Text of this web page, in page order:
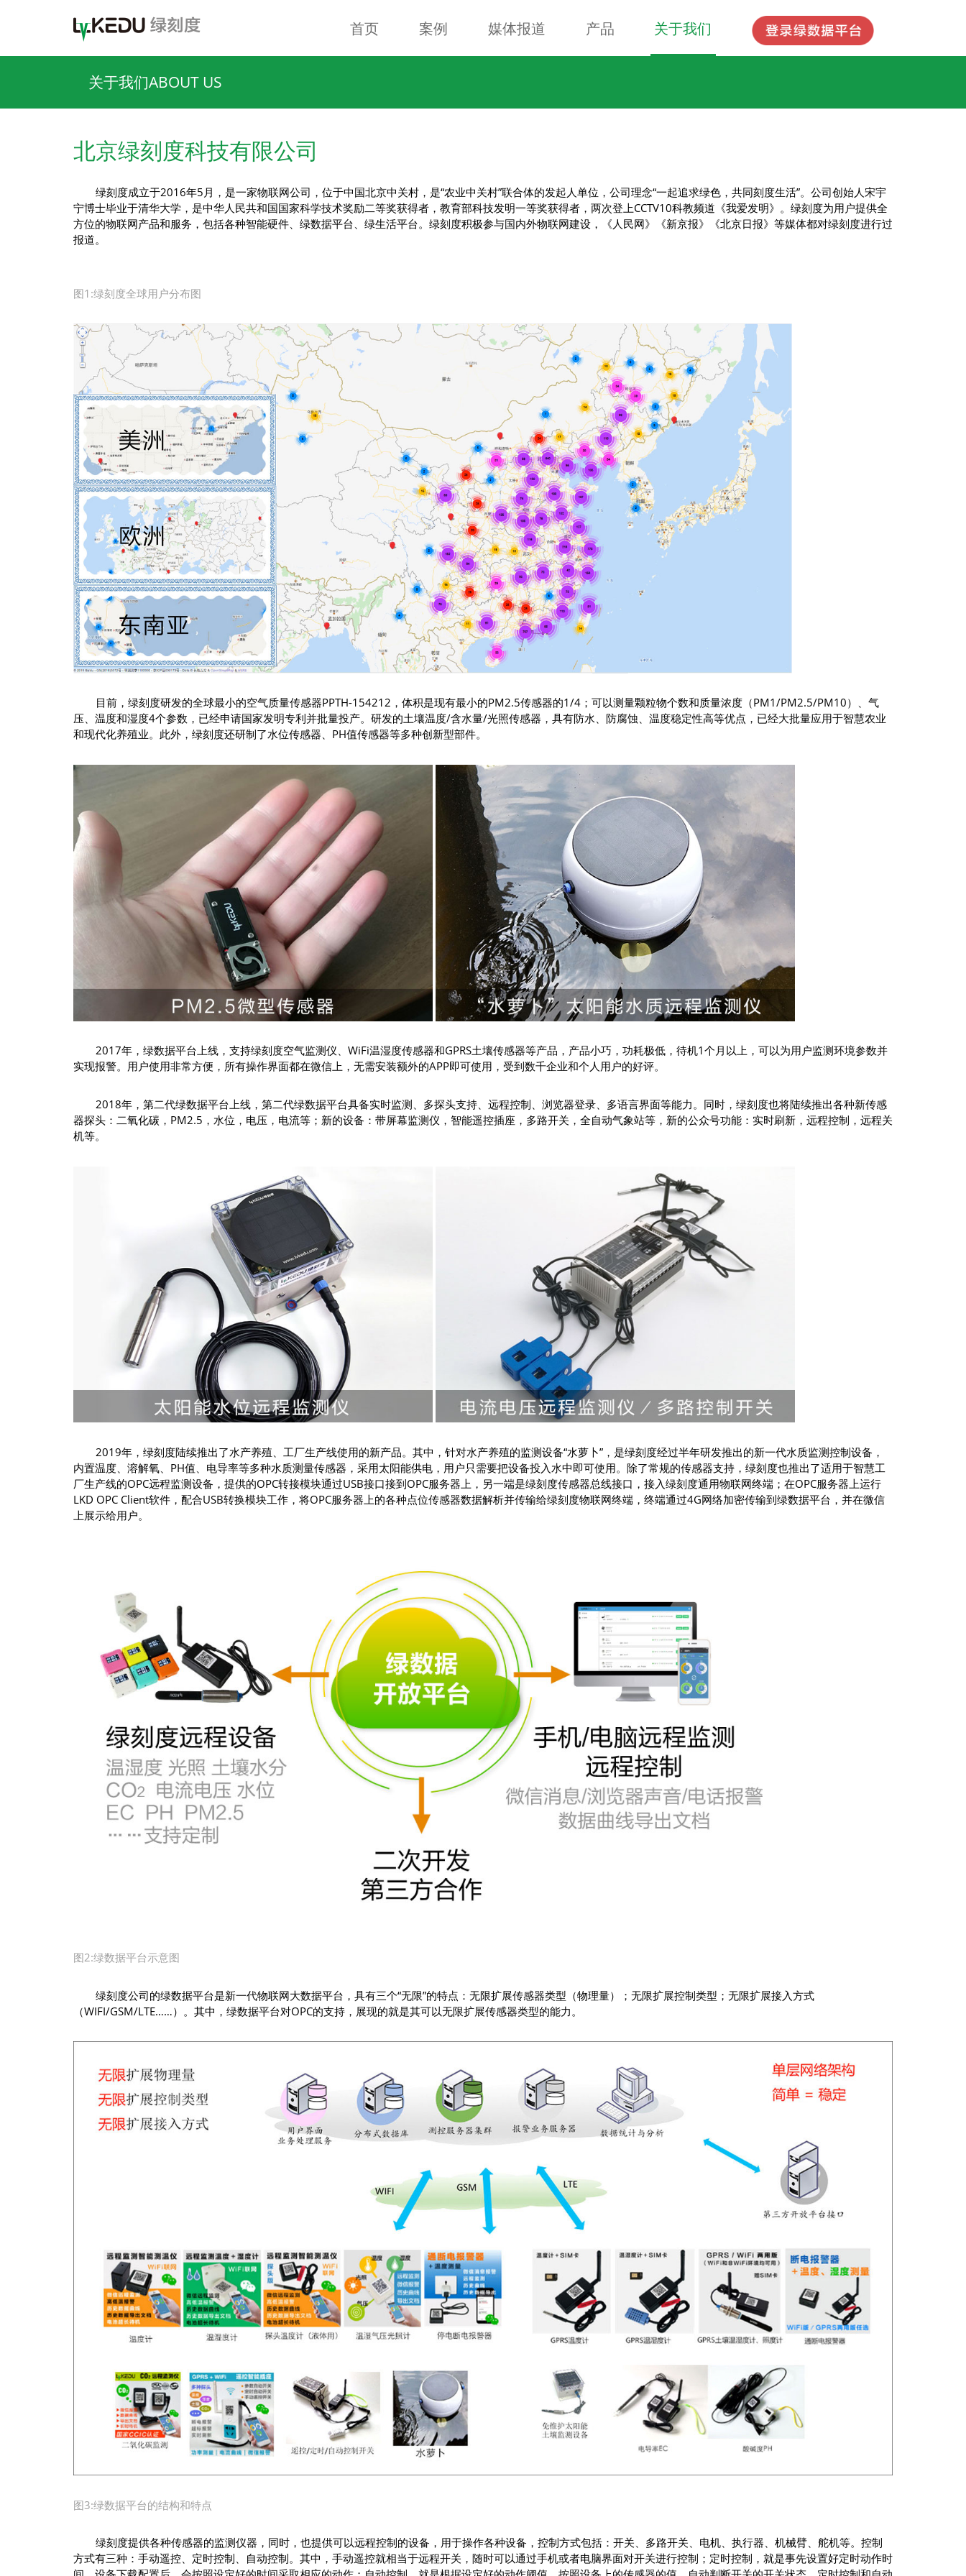
首页 案例 媒体报道 产品 关于我们
关于我们ABOUT US
北京绿刻度科技有限公司
绿刻度成立于2016年5月，是一家物联网公司，位于中国北京中关村，是“农业中关村”联合体的发起人单位，公司理念“一起追求绿色，共同刻度生活”。公司创始人宋宇
宁博士毕业于清华大学，是中华人民共和国国家科学技术奖励二等奖获得者，教育部科技发明一等奖获得者，两次登上CCTV10科教频道《我爱发明》。绿刻度为用户提供全
方位的物联网产品和服务，包括各种智能硬件、绿数据平台、绿生活平台。绿刻度积极参与国内外物联网建设，《人民网》《新京报》《北京日报》等媒体都对绿刻度进行过
报道。
图1:绿刻度全球用户分布图
目前，绿刻度研发的全球最小的空气质量传感器PPTH-154212，体积是现有最小的PM2.5传感器的1/4；可以测量颗粒物个数和质量浓度（PM1/PM2.5/PM10）、气
压、温度和湿度4个参数，已经申请国家发明专利并批量投产。研发的土壤温度/含水量/光照传感器，具有防水、防腐蚀、温度稳定性高等优点，已经大批量应用于智慧农业
和现代化养殖业。此外，绿刻度还研制了水位传感器、PH值传感器等多种创新型部件。
2017年，绿数据平台上线，支持绿刻度空气监测仪、WiFi温湿度传感器和GPRS土壤传感器等产品，产品小巧，功耗极低，待机1个月以上，可以为用户监测环境参数并
实现报警。用户使用非常方便，所有操作界面都在微信上，无需安装额外的APP即可使用，受到数千企业和个人用户的好评。
2018年，第二代绿数据平台上线，第二代绿数据平台具备实时监测、多探头支持、远程控制、浏览器登录、多语言界面等能力。同时，绿刻度也将陆续推出各种新传感
器探头：二氧化碳，PM2.5，水位，电压，电流等；新的设备：带屏幕监测仪，智能遥控插座，多路开关，全自动气象站等，新的公众号功能：实时刷新，远程控制，远程关
机等。
2019年，绿刻度陆续推出了水产养殖、工厂生产线使用的新产品。其中，针对水产养殖的监测设备“水萝卜”，是绿刻度经过半年研发推出的新一代水质监测控制设备，
内置温度、溶解氧、PH值、电导率等多种水质测量传感器，采用太阳能供电，用户只需要把设备投入水中即可使用。除了常规的传感器支持，绿刻度也推出了适用于智慧工
厂生产线的OPC远程监测设备，提供的OPC转接模块通过USB接口接到OPC服务器上，另一端是绿刻度传感器总线接口，接入绿刻度通用物联网终端；在OPC服务器上运行
LKD OPC Client软件，配合USB转换模块工作，将OPC服务器上的各种点位传感器数据解析并传输给绿刻度物联网终端，终端通过4G网络加密传输到绿数据平台，并在微信
上展示给用户。
图2:绿数据平台示意图
绿刻度公司的绿数据平台是新一代物联网大数据平台，具有三个“无限”的特点：无限扩展传感器类型（物理量）；无限扩展控制类型；无限扩展接入方式
（WIFI/GSM/LTE……）。其中，绿数据平台对OPC的支持，展现的就是其可以无限扩展传感器类型的能力。
图3:绿数据平台的结构和特点
绿刻度提供各种传感器的监测仪器，同时，也提供可以远程控制的设备，用于操作各种设备，控制方式包括：开关、多路开关、电机、执行器、机械臂、舵机等。控制
方式有三种：手动遥控、定时控制、自动控制。其中，手动遥控就相当于远程开关，随时可以通过手机或者电脑界面对开关进行控制；定时控制，就是事先设置好定时动作时